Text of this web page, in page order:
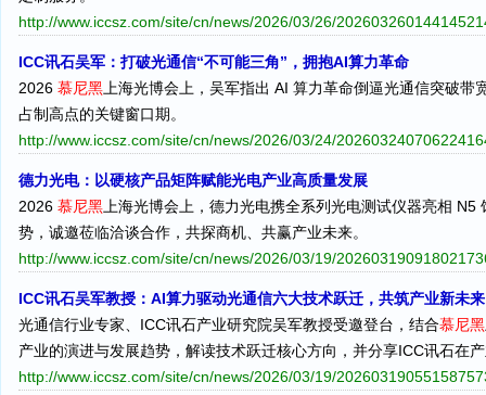
http://www.iccsz.com/site/cn/news/2026/03/26/
ICC讯石吴军：打破光通信“不可能三角”，拥抱AI算力革命
2026 慕尼黑 上海光博会上，吴军指出 AI 算力革命倒逼光通信突破
占制高点的关键窗口期。
http://www.iccsz.com/site/cn/news/2026/03/24/
德力光电：以硬核产品矩阵赋能光电产业高质量发展
2026 慕尼黑 上海光博会上，德力光电携全系列光电测试仪器亮相
势，诚邀莅临洽谈合作，共探商机、共赢产业未来。
http://www.iccsz.com/site/cn/news/2026/03/19/
ICC讯石吴军教授：AI算力驱动光通信六大技术跃迁，共筑产业新未来
光通信行业专家、ICC讯石产业研究院吴军教授受邀登台，结合慕尼黑
产业的演进与发展趋势，解读技术跃迁核心方向，并分享ICC讯石在
http://www.iccsz.com/site/cn/news/2026/03/19/